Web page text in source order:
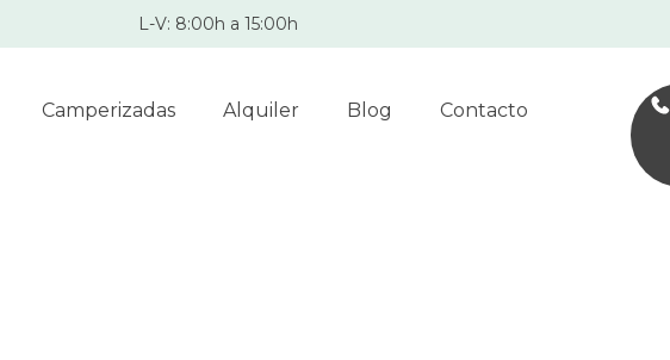
L-V: 8:00h a 15:00h
Camperizadas Alquiler Blog Contacto